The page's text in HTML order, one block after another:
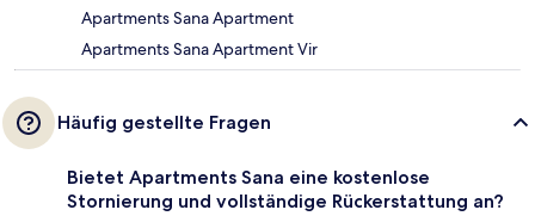
Apartments Sana Apartment
Apartments Sana Apartment Vir
Häufig gestellte Fragen
Bietet Apartments Sana eine kostenlose
Stornierung und vollständige Rückerstattung an?